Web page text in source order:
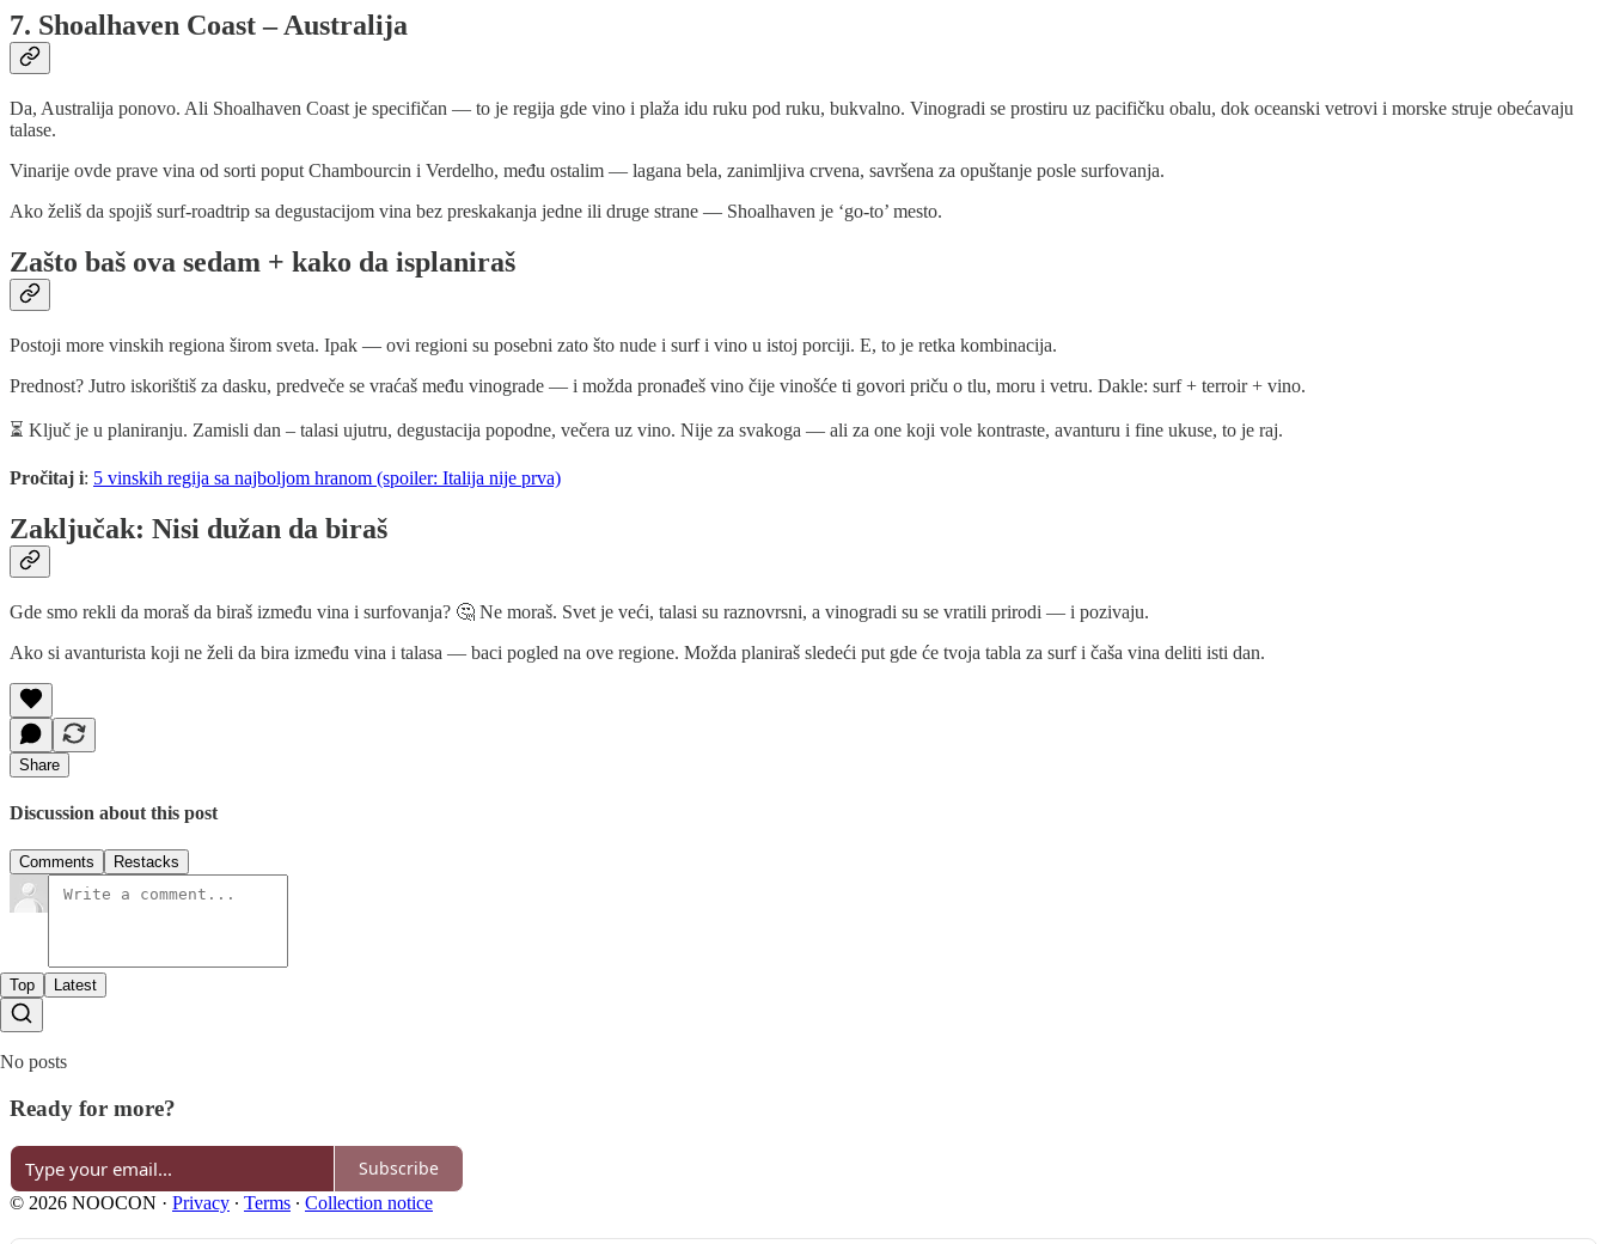
7. Shoalhaven Coast – Australija
Da, Australija ponovo. Ali Shoalhaven Coast je specifičan — to je regija gde vino i plaža idu ruku pod ruku, bukvalno. Vinogradi se prostiru uz pacifičku obalu, dok oceanski vetrovi i morske struje obećavaju
talase.
Vinarije ovde prave vina od sorti poput Chambourcin i Verdelho, među ostalim — lagana bela, zanimljiva crvena, savršena za opuštanje posle surfovanja.
Ako želiš da spojiš surf-roadtrip sa degustacijom vina bez preskakanja jedne ili druge strane — Shoalhaven je ‘go-to’ mesto.
Zašto baš ova sedam + kako da isplaniraš
Postoji more vinskih regiona širom sveta. Ipak — ovi regioni su posebni zato što nude i surf i vino u istoj porciji. E, to je retka kombinacija.
Prednost? Jutro iskorištiš za dasku, predveče se vraćaš među vinograde — i možda pronađeš vino čije vinošće ti govori priču o tlu, moru i vetru. Dakle: surf + terroir + vino.
⏳ Ključ je u planiranju. Zamisli dan – talasi ujutru, degustacija popodne, večera uz vino. Nije za svakoga — ali za one koji vole kontraste, avanturu i fine ukuse, to je raj.
Pročitaj i: 5 vinskih regija sa najboljom hranom (spoiler: Italija nije prva)
Zaključak: Nisi dužan da biraš
Gde smo rekli da moraš da biraš između vina i surfovanja? 🤔 Ne moraš. Svet je veći, talasi su raznovrsni, a vinogradi su se vratili prirodi — i pozivaju.
Ako si avanturista koji ne želi da bira između vina i talasa — baci pogled na ove regione. Možda planiraš sledeći put gde će tvoja tabla za surf i čaša vina deliti isti dan.
Share
Discussion about this post
Comments Restacks
Top Latest
No posts
Ready for more?
Subscribe
© 2026 NOOCON · Privacy ∙ Terms ∙ Collection notice